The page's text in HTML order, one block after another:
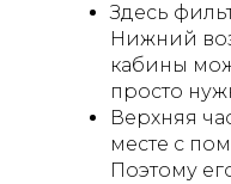
Здесь
Нижний
кабины
просто
Верхняя
месте с
Поэтому